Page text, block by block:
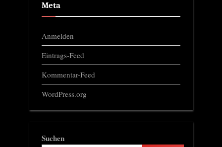
Meta
Anmelden
Eintrags-Feed
Kommentar-Feed
WordPress.org
Suchen